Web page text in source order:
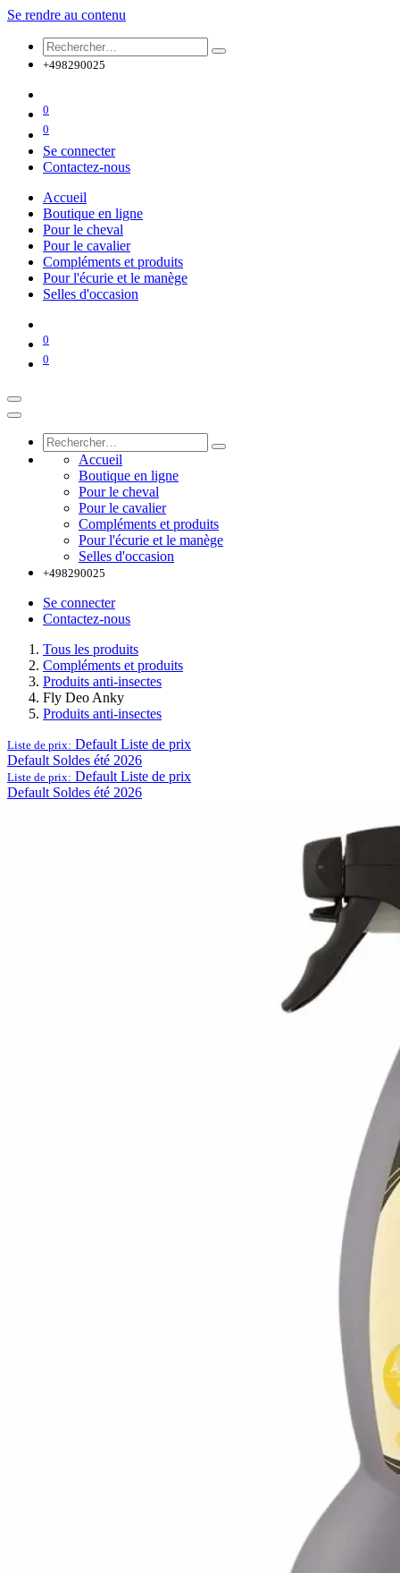
Se rendre au contenu
+498290025
0
0
Se connecter
Contactez-nous
Accueil
Boutique en ligne
Pour le cheval
Pour le cavalier
Compléments et produits
Pour l'écurie et le manège
Selles d'occasion
0
0
Accueil
Boutique en ligne
Pour le cheval
Pour le cavalier
Compléments et produits
Pour l'écurie et le manège
Selles d'occasion
+498290025
Se connecter
Contactez-nous
Tous les produits
Compléments et produits
Produits anti-insectes
Fly Deo Anky
Produits anti-insectes
Liste de prix: Default Liste de prix
Default Soldes été 2026
Liste de prix: Default Liste de prix
Default Soldes été 2026